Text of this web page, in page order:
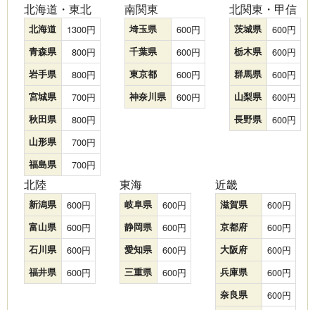
北海道・東北
北海道 1300
青森県 800
岩手県 800
宮城県 700
秋田県 800
山形県 700
福島県 700
南関東
埼玉県 600
千葉県 600
東京都 600
神奈川県 600
北関東・甲信
茨城県 600
栃木県 600
群馬県 600
山梨県 600
長野県 600
北陸
新潟県 600
富山県 600
石川県 600
福井県 600
東海
岐阜県 600
静岡県 600
愛知県 600
三重県 600
近畿
滋賀県 600
京都府 600
大阪府 600
兵庫県 600
奈良県 600